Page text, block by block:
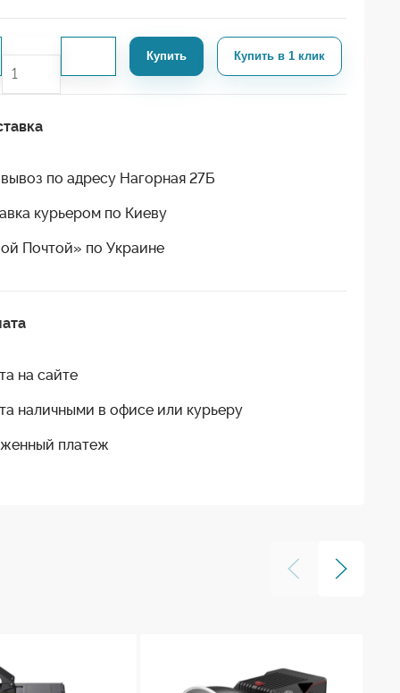
Купить Купить в 1 клик
по адресу Нагорная 27Б
курьером по Киеву
Почтой» по Украине
на сайте
наличными в офисе или курьеру
платеж